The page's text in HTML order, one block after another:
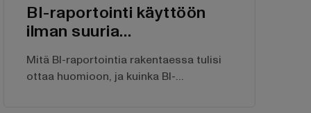
BI-raportointi käyttöön
ilman suuria
alkuinvestointeja
Mitä BI-raportointia rakentaessa tulisi
ottaa huomioon, ja kuinka BI-